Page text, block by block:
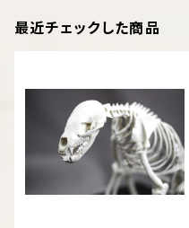
最近チェックした商品